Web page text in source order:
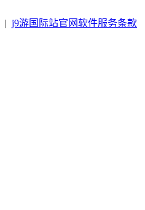
| j9游国际站官网软件服务条款